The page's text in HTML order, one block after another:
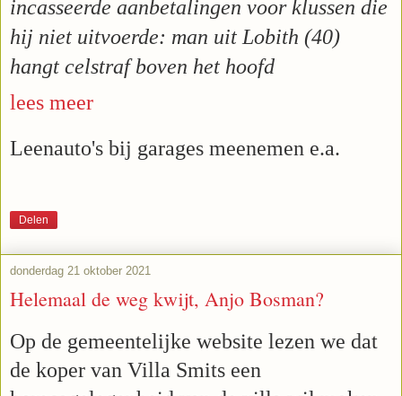
incasseerde aanbetalingen voor klussen die
hij niet uitvoerde: man uit Lobith (40)
hangt celstraf boven het hoofd
lees meer
Leenauto's bij garages meenemen e.a.
Delen
donderdag 21 oktober 2021
Helemaal de weg kwijt, Anjo Bosman?
Op de gemeentelijke website lezen we dat
de koper van Villa Smits een